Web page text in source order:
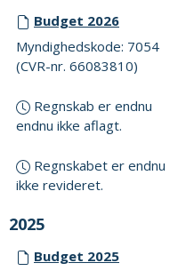
Budget 2026
Myndighedskode: 7054
(CVR-nr. 66083810)
Regnskab er endnu
endnu ikke aflagt.
Regnskabet er endnu
ikke revideret.
2025
Budget 2025